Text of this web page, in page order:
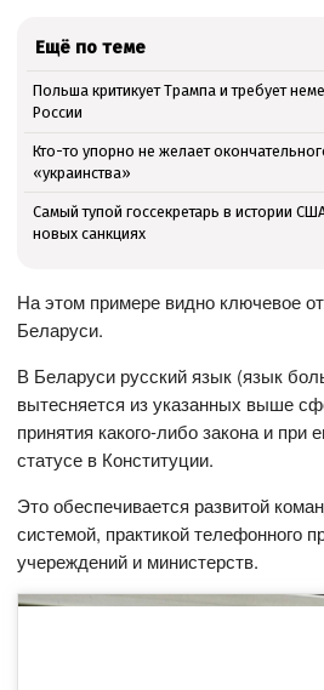
Ещё по теме
Польша критикует Трампа и требует
России
Кто-то упорно не желает
«украинства»
Самый тупой госсекретарь в истории
новых санкциях
На этом примере видно ключевое
Беларуси.
В Беларуси русский язык (язык
вытесняется из указанных выше
принятия какого-либо закона и при
статусе в Конституции.
Это обеспечивается развитой
системой, практикой телефонного
учереждений и министерств.